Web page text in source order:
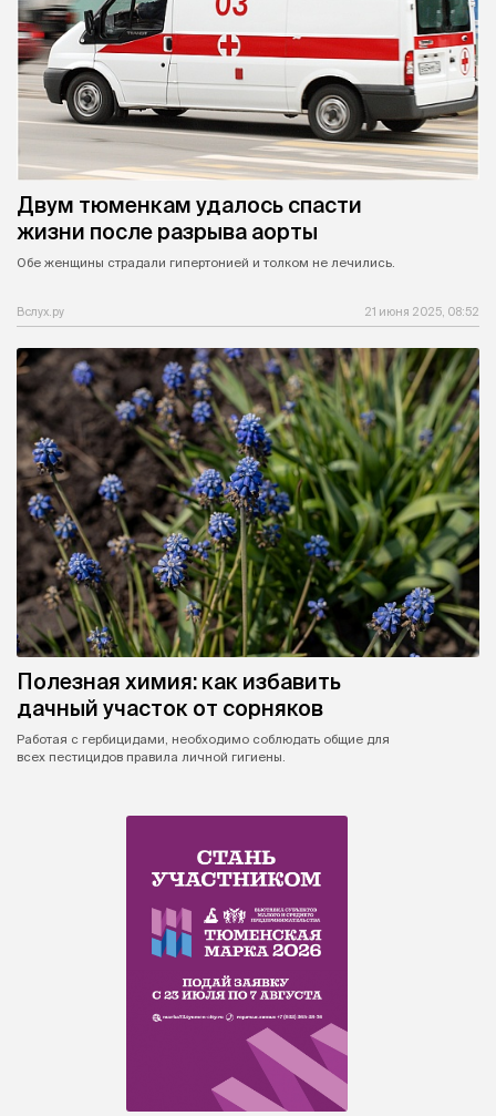
Двум тюменкам удалось спасти
жизни после разрыва аорты
Обе женщины страдали гипертонией и толком не лечились.
Вслух.ру 21 июня 2025, 08:52
Полезная химия: как избавить
дачный участок от сорняков
Работая с гербицидами, необходимо соблюдать общие для
всех пестицидов правила личной гигиены.